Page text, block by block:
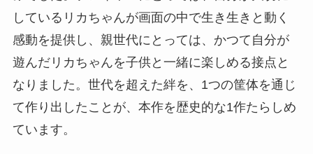
しているリカちゃんが画面の中で生き生きと動く
感動を提供し、親世代にとっては、かつて自分が
遊んだリカちゃんを子供と一緒に楽しめる接点と
なりました。世代を超えた絆を、1つの筐体を通じ
て作り出したことが、本作を歴史的な1作たらしめ
ています。